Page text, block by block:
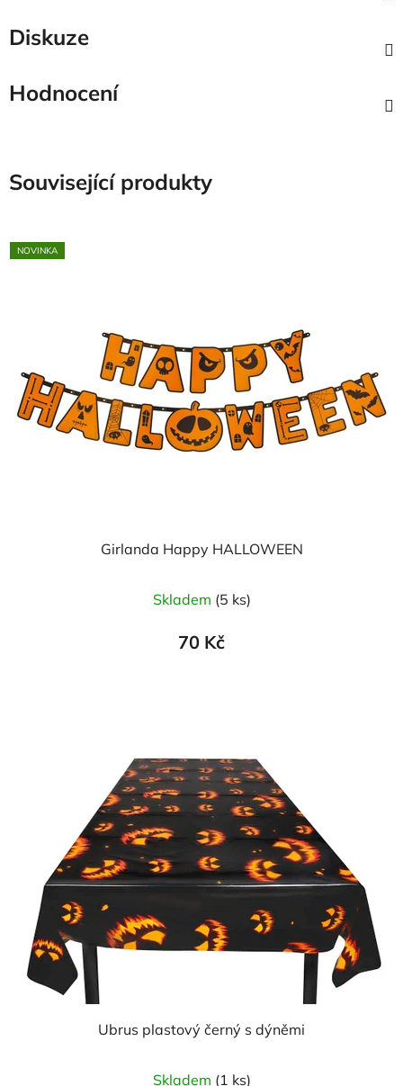
Diskuze
Hodnocení
Související produkty
NOVINKA
Girlanda Happy HALLOWEEN
Skladem (5 ks)
70 Kč
Ubrus plastový černý s dýněmi
Skladem (1 ks)